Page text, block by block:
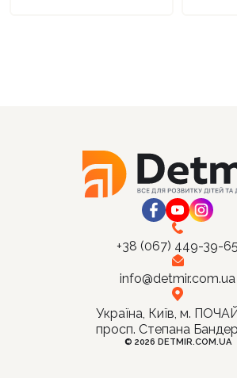
+38 (067) 449-39-65
info@detmir.com.ua
Україна, Київ, м.
просп. Степана
© 2026 DETMIR.COM.UA